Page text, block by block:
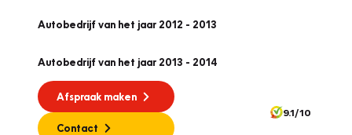
Autobedrijf van het jaar 2012 - 2013
Autobedrijf van het jaar 2013 - 2014
Afspraak maken
Contact
9.1/10